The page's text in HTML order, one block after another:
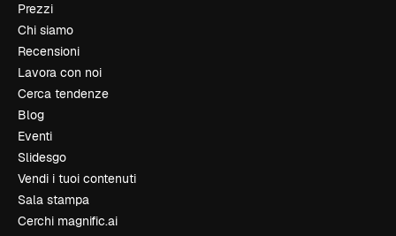
Prezzi
Chi siamo
Recensioni
Lavora con noi
Cerca tendenze
Blog
Eventi
Slidesgo
Vendi i tuoi contenuti
Sala stampa
Cerchi magnific.ai